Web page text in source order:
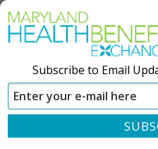
CREAR UNA CUENTA
Subscribe to Email